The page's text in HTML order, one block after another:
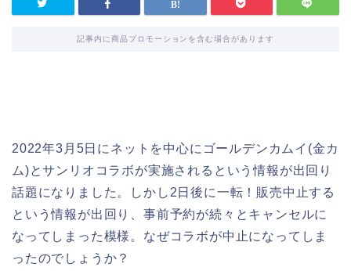
記事内に商品プロモーションを含む場合があります
2022年3月5日にネットを中心にゴールデンカムイ(金カ
ム)とサンリオコラボが実施されるという情報が出回り
話題になりました。しかし2日後に一転！販売中止する
という情報が出回り、事前予約が続々とキャンセルに
なってしまった模様。なぜコラボが中止になってしま
ったのでしょうか？